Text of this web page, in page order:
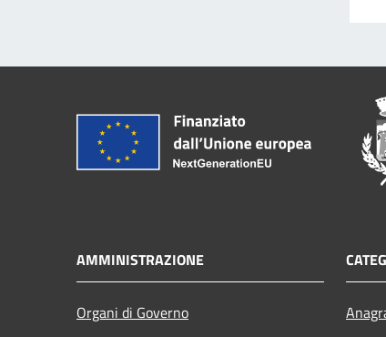
AMMINISTRAZIONE
Organi di Governo